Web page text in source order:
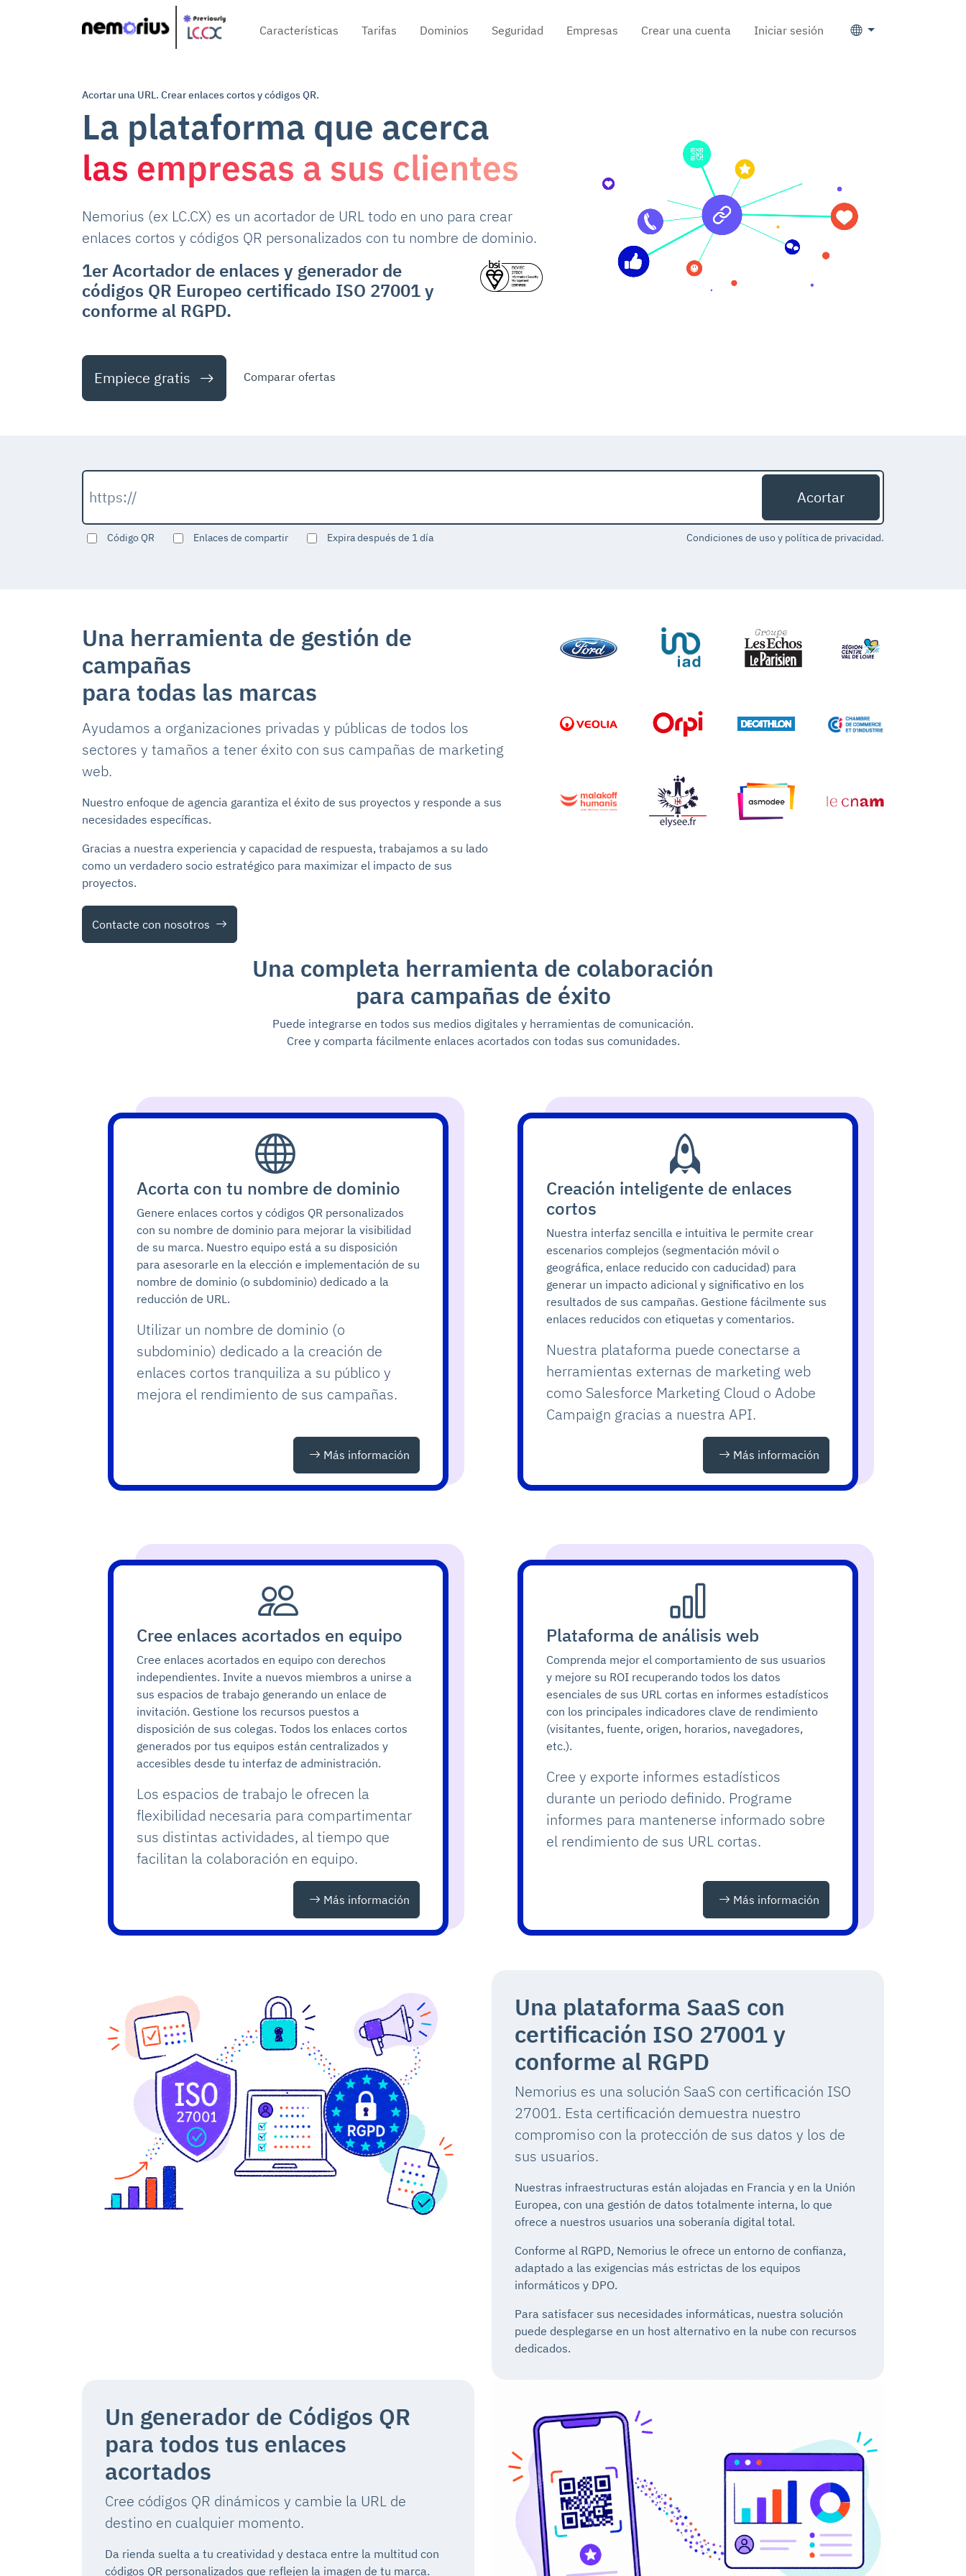
Características Tarifas Dominios Seguridad Empresas Crear una cuenta Iniciar sesión
Acortar una URL. Crear enlaces cortos y códigos QR.
La plataforma que acerca
las empresas a sus clientes
Nemorius (ex LC.CX) es un acortador de URL todo en uno para crear
enlaces cortos y códigos QR personalizados con tu nombre de dominio.
1er Acortador de enlaces y generador de
códigos QR Europeo certificado ISO 27001 y
conforme al RGPD.
Empiece gratis Comparar ofertas
Código QR Enlaces de compartir Expira después de 1 día Condiciones de uso y política de privacidad.
Una herramienta de gestión de
campañas
para todas las marcas
Ayudamos a organizaciones privadas y públicas de todos los
sectores y tamaños a tener éxito con sus campañas de marketing
web.
Nuestro enfoque de agencia garantiza el éxito de sus proyectos y responde a sus
necesidades específicas.
Gracias a nuestra experiencia y capacidad de respuesta, trabajamos a su lado
como un verdadero socio estratégico para maximizar el impacto de sus
proyectos.
Contacte con nosotros
Una completa herramienta de colaboración
para campañas de éxito
Puede integrarse en todos sus medios digitales y herramientas de comunicación.
Cree y comparta fácilmente enlaces acortados con todas sus comunidades.
Acorta con tu nombre de dominio
Genere enlaces cortos y códigos QR personalizados
con su nombre de dominio para mejorar la visibilidad
de su marca. Nuestro equipo está a su disposición
para asesorarle en la elección e implementación de su
nombre de dominio (o subdominio) dedicado a la
reducción de URL.
Utilizar un nombre de dominio (o
subdominio) dedicado a la creación de
enlaces cortos tranquiliza a su público y
mejora el rendimiento de sus campañas.
Más información
Creación inteligente de enlaces
cortos
Nuestra interfaz sencilla e intuitiva le permite crear
escenarios complejos (segmentación móvil o
geográfica, enlace reducido con caducidad) para
generar un impacto adicional y significativo en los
resultados de sus campañas. Gestione fácilmente sus
enlaces reducidos con etiquetas y comentarios.
Nuestra plataforma puede conectarse a
herramientas externas de marketing web
como Salesforce Marketing Cloud o Adobe
Campaign gracias a nuestra API.
Más información
Cree enlaces acortados en equipo
Cree enlaces acortados en equipo con derechos
independientes. Invite a nuevos miembros a unirse a
sus espacios de trabajo generando un enlace de
invitación. Gestione los recursos puestos a
disposición de sus colegas. Todos los enlaces cortos
generados por tus equipos están centralizados y
accesibles desde tu interfaz de administración.
Los espacios de trabajo le ofrecen la
flexibilidad necesaria para compartimentar
sus distintas actividades, al tiempo que
facilitan la colaboración en equipo.
Más información
Plataforma de análisis web
Comprenda mejor el comportamiento de sus usuarios
y mejore su ROI recuperando todos los datos
esenciales de sus URL cortas en informes estadísticos
con los principales indicadores clave de rendimiento
(visitantes, fuente, origen, horarios, navegadores,
etc.).
Cree y exporte informes estadísticos
durante un periodo definido. Programe
informes para mantenerse informado sobre
el rendimiento de sus URL cortas.
Más información
Una plataforma SaaS con
certificación ISO 27001 y
conforme al RGPD
Nemorius es una solución SaaS con certificación ISO
27001. Esta certificación demuestra nuestro
compromiso con la protección de sus datos y los de
sus usuarios.
Nuestras infraestructuras están alojadas en Francia y en la Unión
Europea, con una gestión de datos totalmente interna, lo que
ofrece a nuestros usuarios una soberanía digital total.
Conforme al RGPD, Nemorius le ofrece un entorno de confianza,
adaptado a las exigencias más estrictas de los equipos
informáticos y DPO.
Para satisfacer sus necesidades informáticas, nuestra solución
puede desplegarse en un host alternativo en la nube con recursos
dedicados.
Un generador de Códigos QR
para todos tus enlaces
acortados
Cree códigos QR dinámicos y cambie la URL de
destino en cualquier momento.
Da rienda suelta a tu creatividad y destaca entre la multitud con
códigos QR personalizados que reflejen la imagen de tu marca.